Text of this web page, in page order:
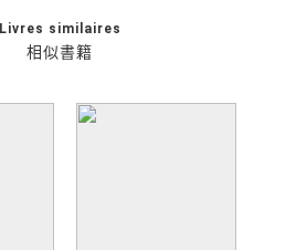
相似書籍
Livres similaires